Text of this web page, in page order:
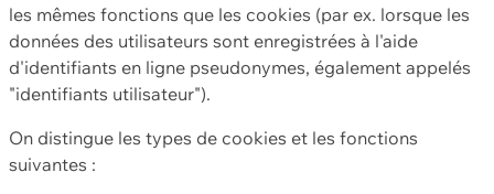
les mêmes fonctions que les cookies (par ex. lorsque les
données des utilisateurs sont enregistrées à l'aide
d'identifiants en ligne pseudonymes, également appelés
"identifiants utilisateur").
On distingue les types de cookies et les fonctions
suivantes :